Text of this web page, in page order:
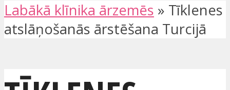
Labākā klīnika ārzemēs » Tīklenes
atslāņošanās ārstēšana Turcijā